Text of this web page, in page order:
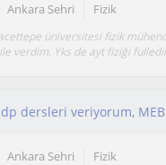
Ankara Sehri Fizik
üniversitesi fizik
verdim. Yks de ayt fiziği
Ankara Sehri Fizik